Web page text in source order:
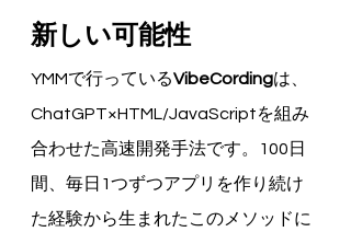
新しい可能性
YMMで行っているVibeCordingは、
ChatGPT×HTML/JavaScriptを組み
合わせた高速開発手法です。100日
間、毎日1つずつアプリを作り続け
た経験から生まれたこのメソッドに